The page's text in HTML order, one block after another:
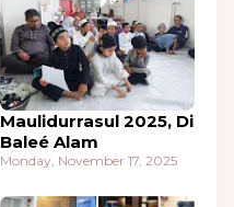
Maulidurrasul 2025, Di
Baleé Alam
Monday, November 17, 2025